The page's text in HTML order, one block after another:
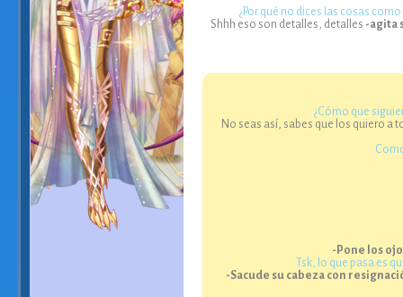
¿Por qué no dices las cosas
Shhh eso son detalles, detalles -agita
¿Cómo que
No seas así, sabes que los quiero a
-Pone los
Tsk, lo que pasa es
-Sacude su cabeza con